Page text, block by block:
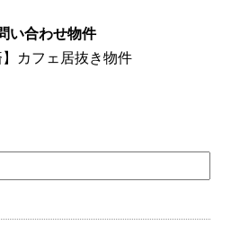
い合わせ物件
】カフェ居抜き物件